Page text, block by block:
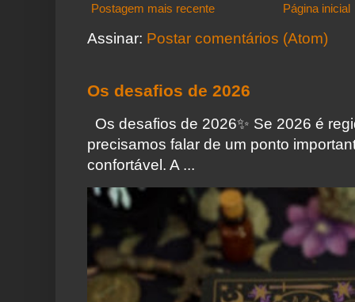
Postagem mais recente Página inicial
Assinar: Postar comentários (Atom)
Os desafios de 2026
Os desafios de 2026✨️ Se 2026 é
precisamos falar de um ponto
confortável. A ...